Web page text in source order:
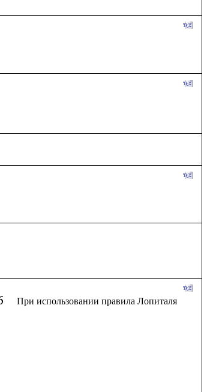
При использовании правила Лопиталя